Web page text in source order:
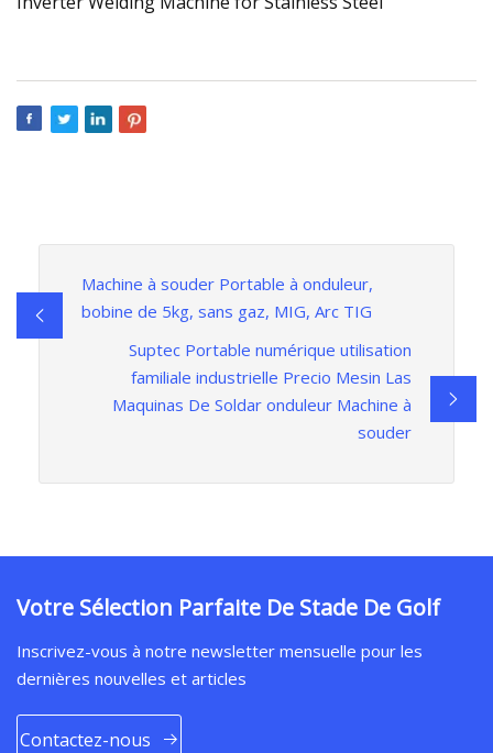
Machine à souder Portable à onduleur,
bobine de 5kg, sans gaz, MIG, Arc TIG
Suptec Portable numérique utilisation
familiale industrielle Precio Mesin Las
Maquinas De Soldar onduleur Machine à
souder
Votre Sélection Parfaite De Stade De Golf
Inscrivez-vous à notre newsletter mensuelle pour les
dernières nouvelles et articles
Contactez-nous